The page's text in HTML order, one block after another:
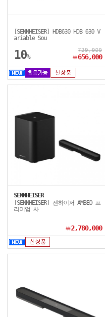
[SENNHEISER] HDB630 HDB 630 V
ariable Sou
10%
729,000
￦656,000
SENNHEISER
[SENNHEISER] 젠하이저 AMBEO 프
리미엄 사
￦2,780,000